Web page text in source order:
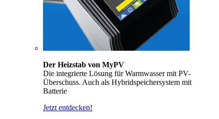
Der Heizstab von MyPV
Die integrierte Lösung für Warmwasser mit PV-
Überschuss. Auch als Hybridspeichersystem mit
Batterie
Jetzt entdecken!